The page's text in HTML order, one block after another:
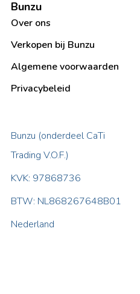
Bunzu
Over ons
Verkopen bij Bunzu
Algemene voorwaarden
Privacybeleid
Bunzu (onderdeel CaTi
Trading V.O.F.)
KVK: 97868736
BTW: NL868267648B01
Nederland